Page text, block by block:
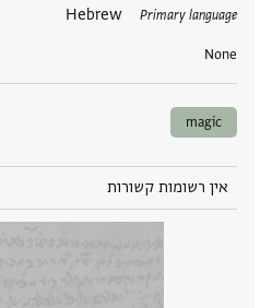
Primary language
Hebrew
None
תגים
magic
אין רשומות קשורות